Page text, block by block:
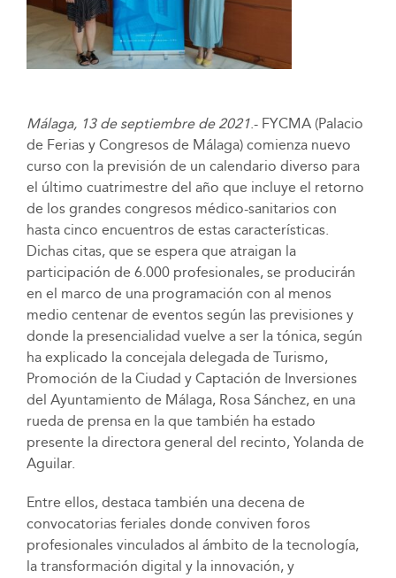
Málaga, 13 de septiembre de 2021.- FYCMA (Palacio
de Ferias y Congresos de Málaga) comienza nuevo
curso con la previsión de un calendario diverso para
el último cuatrimestre del año que incluye el retorno
de los grandes congresos médico-sanitarios con
hasta cinco encuentros de estas características.
Dichas citas, que se espera que atraigan la
participación de 6.000 profesionales, se producirán
en el marco de una programación con al menos
medio centenar de eventos según las previsiones y
donde la presencialidad vuelve a ser la tónica, según
ha explicado la concejala delegada de Turismo,
Promoción de la Ciudad y Captación de Inversiones
del Ayuntamiento de Málaga, Rosa Sánchez, en una
rueda de prensa en la que también ha estado
presente la directora general del recinto, Yolanda de
Aguilar.
Entre ellos, destaca también una decena de
convocatorias feriales donde conviven foros
profesionales vinculados al ámbito de la tecnología,
la transformación digital y la innovación, y